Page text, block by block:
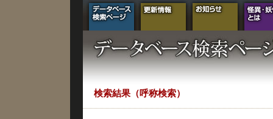
検索結果（呼称検索）